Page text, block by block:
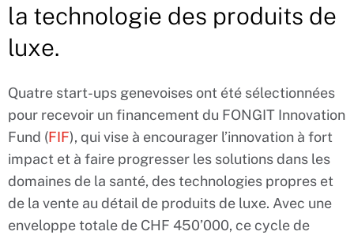
la technologie des produits de
luxe.
Quatre start-ups genevoises ont été sélectionnées
pour recevoir un financement du FONGIT Innovation
Fund (FIF), qui vise à encourager l’innovation à fort
impact et à faire progresser les solutions dans les
domaines de la santé, des technologies propres et
de la vente au détail de produits de luxe. Avec une
enveloppe totale de CHF 450’000, ce cycle de